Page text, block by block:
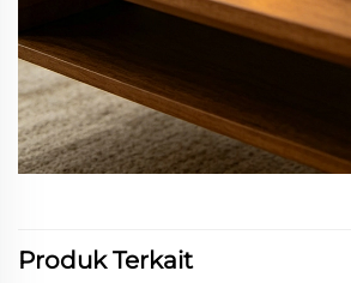
Produk Terkait